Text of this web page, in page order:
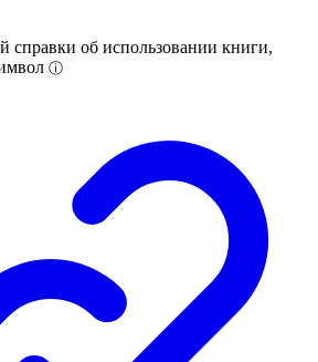
справки об использовании книги,
ⓘ